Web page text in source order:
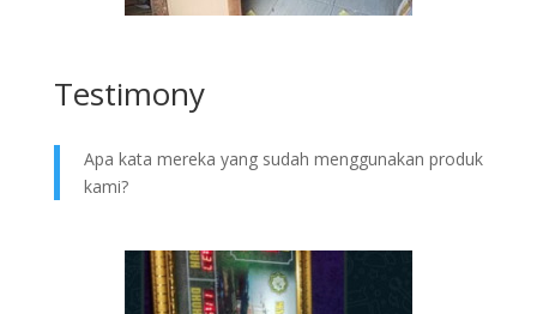
Testimony
Apa kata mereka yang sudah menggunakan produk
kami?